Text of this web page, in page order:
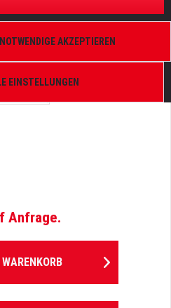
Anfrage.
WARENKORB
EINSTELLUNGEN
AKZEPTIEREN